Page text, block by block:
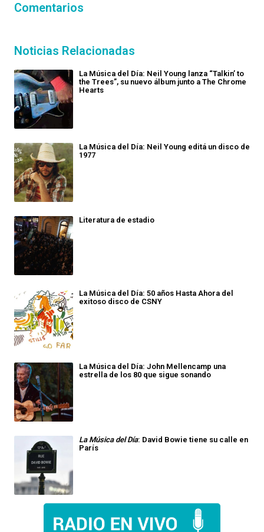
Comentarios
Noticias Relacionadas
La Música del Día: Neil Young lanza “Talkin’ to
the Trees”, su nuevo álbum junto a The Chrome
Hearts
La Música del Día: Neil Young editá un disco de
1977
Literatura de estadio
La Música del Día: 50 años Hasta Ahora del
exitoso disco de CSNY
La Música del Día: John Mellencamp una
estrella de los 80 que sigue sonando
La Música del Día: David Bowie tiene su calle en
París